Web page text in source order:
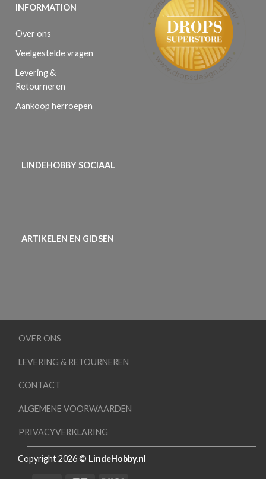
INFORMATION
Over ons
Veelgestelde vragen
Levering &
Retourneren
Aankoop herroepen
LINDEHOBBY SOCIAAL
ARTIKELEN EN GIDSEN
OVER ONS
LEVERING & RETOURNEREN
CONTACT
ALGEMENE VOORWAARDEN
PRIVACYVERKLARING
Copyright 2026 © LindeHobby.nl